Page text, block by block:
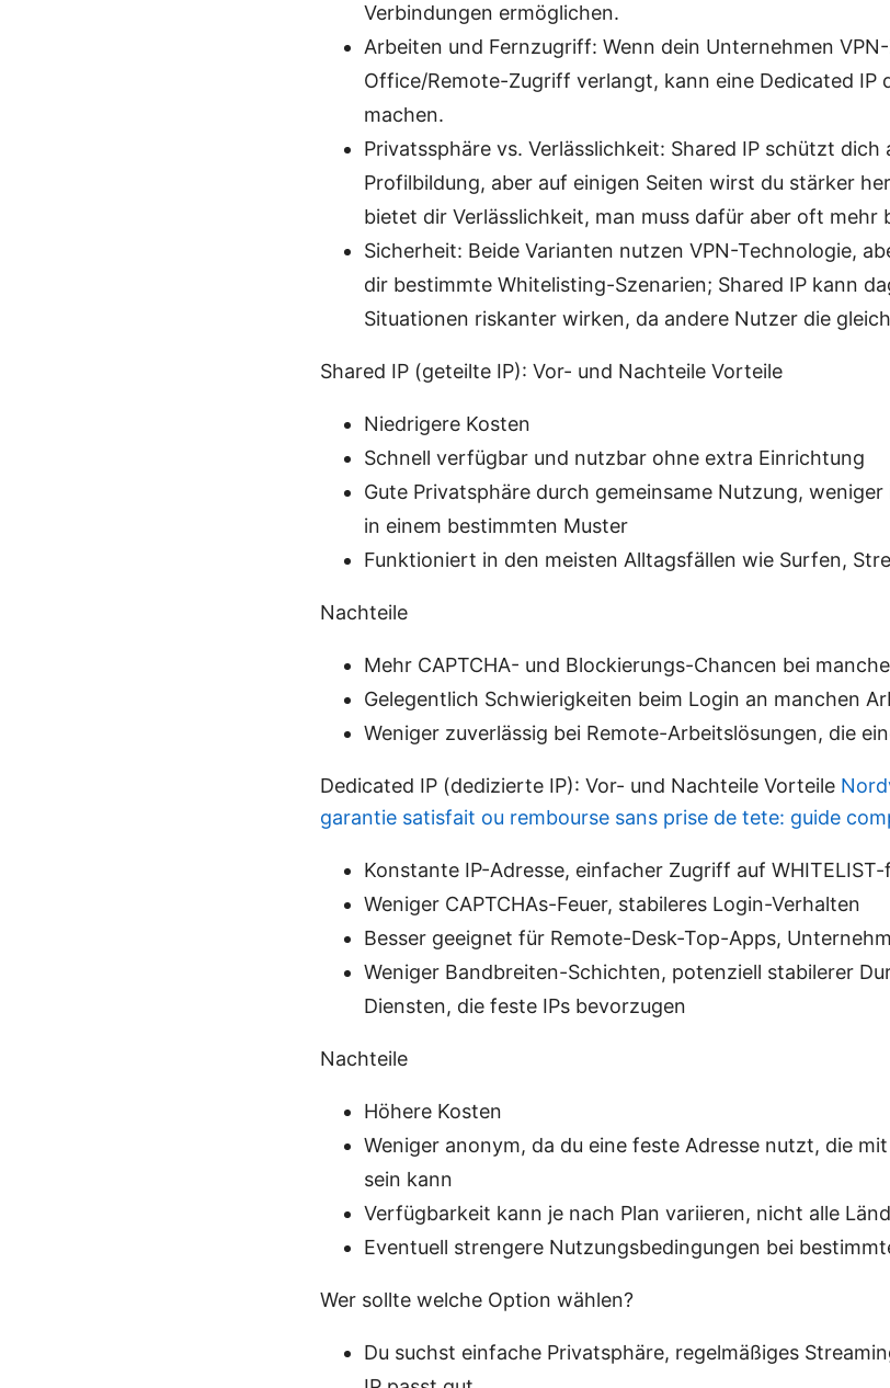
Verbindungen ermöglichen.
Arbeiten und Fernzugriff: Wenn dein Unternehmen
Office/Remote-Zugriff verlangt, kann eine Dedicated IP
machen.
Privatssphäre vs. Verlässlichkeit: Shared IP schützt
Profilbildung, aber auf einigen Seiten wirst du stärker
bietet dir Verlässlichkeit, man muss dafür aber oft mehr
Sicherheit: Beide Varianten nutzen VPN-Technologie,
dir bestimmte Whitelisting-Szenarien; Shared IP kann
Situationen riskanter wirken, da andere Nutzer die
Shared IP (geteilte IP): Vor- und Nachteile Vorteile
Niedrigere Kosten
Schnell verfügbar und nutzbar ohne extra Einrichtung
Gute Privatsphäre durch gemeinsame Nutzung,
in einem bestimmten Muster
Funktioniert in den meisten Alltagsfällen wie Surfen,
Nachteile
Mehr CAPTCHA- und Blockierungs-Chancen bei
Gelegentlich Schwierigkeiten beim Login an manchen
Weniger zuverlässig bei Remote-Arbeitslösungen, die
Dedicated IP (dedizierte IP): Vor- und Nachteile Vorteile
garantie satisfait ou rembourse sans prise de tete: guide
Konstante IP-Adresse, einfacher Zugriff auf
Weniger CAPTCHAs-Feuer, stabileres Login-Verhalten
Besser geeignet für Remote-Desk-Top-Apps,
Weniger Bandbreiten-Schichten, potenziell stabilerer
Diensten, die feste IPs bevorzugen
Nachteile
Höhere Kosten
Weniger anonym, da du eine feste Adresse nutzt, die
sein kann
Verfügbarkeit kann je nach Plan variieren, nicht alle
Eventuell strengere Nutzungsbedingungen bei
Wer sollte welche Option wählen?
Du suchst einfache Privatsphäre, regelmäßiges